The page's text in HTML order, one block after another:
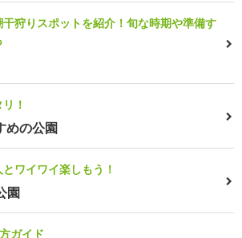
狩りスポットを紹介！旬な時期や準備す
！
めの公園
ワイワイ楽しもう！
園
ガイド